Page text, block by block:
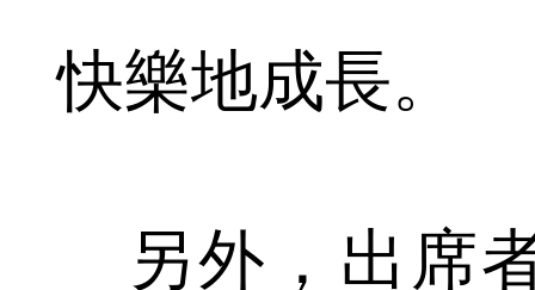
快樂地成長。
另外，出席